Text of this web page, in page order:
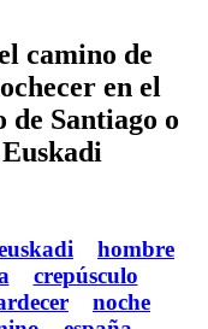
camino de
en el
Santiago o
hombre
crepúsculo
noche